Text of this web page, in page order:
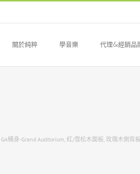
關於純粹 學音樂 代理&經銷品
GA桶身-Grand Auditorium, 紅/雪松木面板, 玫瑰木側背板